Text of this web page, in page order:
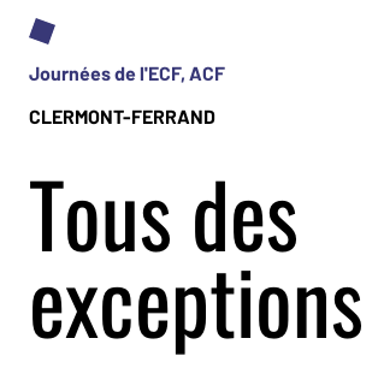
Journées de l'ECF, ACF
CLERMONT-FERRAND
Tous des
exceptions